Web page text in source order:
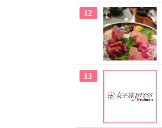
12
13